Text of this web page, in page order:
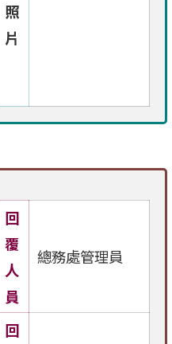
照
片
回
覆
人
員
總務處管理員
回